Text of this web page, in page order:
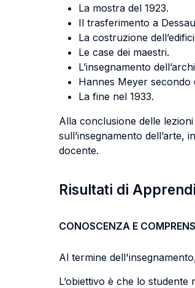
La mostra del 1923.
Il trasferimento a
La costruzione
Le case dei maestri.
L’insegnamento
Hannes Meyer secondo
La fine nel 1933.
Alla conclusione delle
sull’insegnamento
docente.
Risultati di
CONOSCENZA E
Al termine
L’obiettivo è che lo